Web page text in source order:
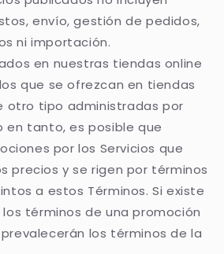
envío, gestión de pedidos,
ni importación.
en nuestras tiendas online
que se ofrezcan en tiendas
otro tipo administradas por
en tanto, es posible que
por los Servicios que
precios y se rigen por términos
a estos Términos. Si existe
términos de una promoción
los términos de la